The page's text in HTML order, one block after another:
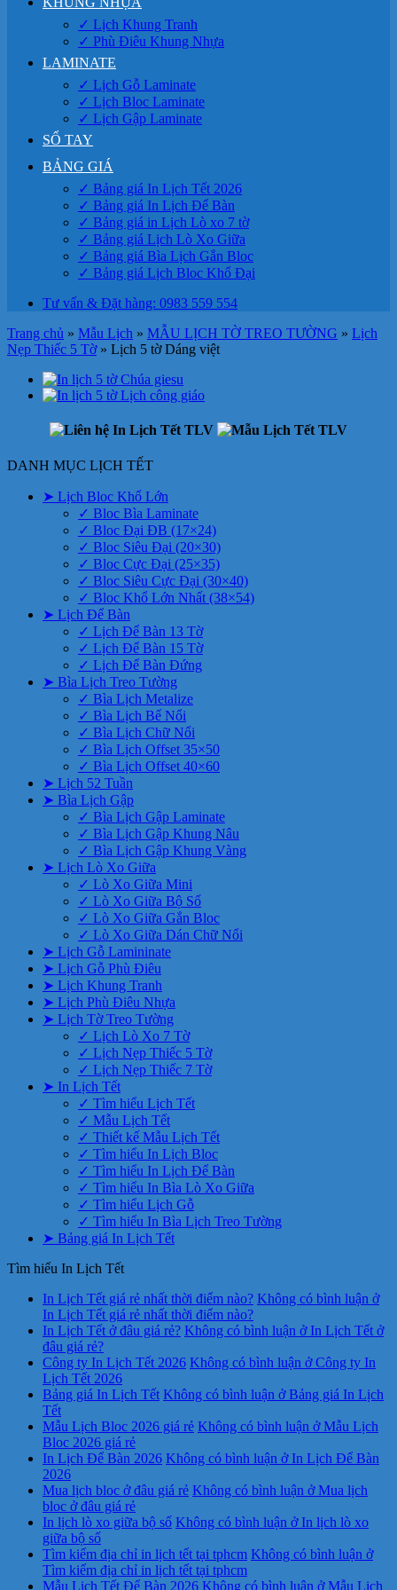
✓ Lịch Khung Tranh
✓ Phù Điêu Khung Nhựa
LAMINATE
✓ Lịch Gỗ Laminate
✓ Lịch Bloc Laminate
✓ Lịch Gập Laminate
SỔ TAY
BẢNG GIÁ
✓ Bảng giá In Lịch Tết 2026
✓ Bảng giá In Lịch Để Bàn
✓ Bảng giá in Lịch Lò xo 7 tờ
✓ Bảng giá Lịch Lò Xo Giữa
✓ Bảng giá Bìa Lịch Gắn Bloc
✓ Bảng giá Lịch Bloc Khổ Đại
Tư vấn & Đặt hàng: 0983 559 554
Trang chủ » Mẫu Lịch » MẪU LỊCH TỜ TREO TƯỜNG » Lịch
Nẹp Thiếc 5 Tờ » Lịch 5 tờ Dáng việt
DANH MỤC LỊCH TẾT
➤ Lịch Bloc Khổ Lớn
✓ Bloc Bìa Laminate
✓ Bloc Đại ĐB (17×24)
✓ Bloc Siêu Đại (20×30)
✓ Bloc Cực Đại (25×35)
✓ Bloc Siêu Cực Đại (30×40)
✓ Bloc Khổ Lớn Nhất (38×54)
➤ Lịch Để Bàn
✓ Lịch Để Bàn 13 Tờ
✓ Lịch Để Bàn 15 Tờ
✓ Lịch Để Bàn Đứng
➤ Bìa Lịch Treo Tường
✓ Bìa Lịch Metalize
✓ Bìa Lịch Bế Nổi
✓ Bìa Lịch Chữ Nổi
✓ Bìa Lịch Offset 35×50
✓ Bìa Lịch Offset 40×60
➤ Lịch 52 Tuần
➤ Bìa Lịch Gập
✓ Bìa Lịch Gập Laminate
✓ Bìa Lịch Gập Khung Nâu
✓ Bìa Lịch Gập Khung Vàng
➤ Lịch Lò Xo Giữa
✓ Lò Xo Giữa Mini
✓ Lò Xo Giữa Bộ Số
✓ Lò Xo Giữa Gắn Bloc
✓ Lò Xo Giữa Dán Chữ Nổi
➤ Lịch Gỗ Lamininate
➤ Lịch Gỗ Phù Điêu
➤ Lịch Khung Tranh
➤ Lịch Phù Điêu Nhựa
➤ Lịch Tờ Treo Tường
✓ Lịch Lò Xo 7 Tờ
✓ Lịch Nẹp Thiếc 5 Tờ
✓ Lịch Nẹp Thiếc 7 Tờ
➤ In Lịch Tết
✓ Tìm hiểu Lịch Tết
✓ Mẫu Lịch Tết
✓ Thiết kế Mẫu Lịch Tết
✓ Tìm hiểu In Lịch Bloc
✓ Tìm hiểu In Lịch Để Bàn
✓ Tìm hiểu In Bìa Lò Xo Giữa
✓ Tìm hiểu Lịch Gỗ
✓ Tìm hiểu In Bìa Lịch Treo Tường
➤ Bảng giá In Lịch Tết
Tìm hiểu In Lịch Tết
In Lịch Tết giá rẻ nhất thời điểm nào? Không có bình luận ở
In Lịch Tết giá rẻ nhất thời điểm nào?
In Lịch Tết ở đâu giá rẻ? Không có bình luận ở In Lịch Tết ở
đâu giá rẻ?
Công ty In Lịch Tết 2026 Không có bình luận ở Công ty In
Lịch Tết 2026
Bảng giá In Lịch Tết Không có bình luận ở Bảng giá In Lịch
Tết
Mẫu Lịch Bloc 2026 giá rẻ Không có bình luận ở Mẫu Lịch
Bloc 2026 giá rẻ
In Lịch Để Bàn 2026 Không có bình luận ở In Lịch Để Bàn
2026
Mua lịch bloc ở đâu giá rẻ Không có bình luận ở Mua lịch
bloc ở đâu giá rẻ
In lịch lò xo giữa bộ số Không có bình luận ở In lịch lò xo
giữa bộ số
Tìm kiếm địa chỉ in lịch tết tại tphcm Không có bình luận ở
Tìm kiếm địa chỉ in lịch tết tại tphcm
Mẫu Lịch Tết Để Bàn 2026 Không có bình luận ở Mẫu Lịch